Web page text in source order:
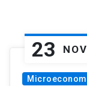
23 NOV